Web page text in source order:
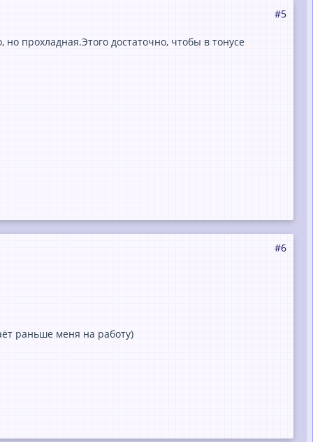
#5
прохладная.Этого достаточно, чтобы в тонусе
#6
раньше меня на работу)